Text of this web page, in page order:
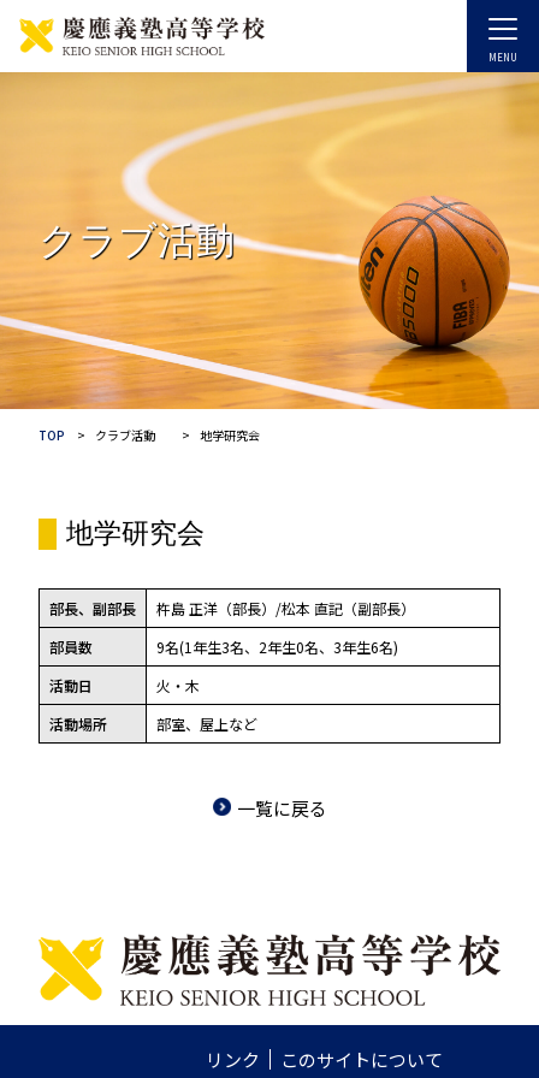
クラブ活動
TOP クラブ活動 地学研究会
地学研究会
部長、副部長
杵島 正洋（部長）/松本 直記（副部長）
部員数
9名(1年生3名、2年生0名、3年生6名)
活動日
火・木
活動場所
部室、屋上など
一覧に戻る
リンク
このサイトについて